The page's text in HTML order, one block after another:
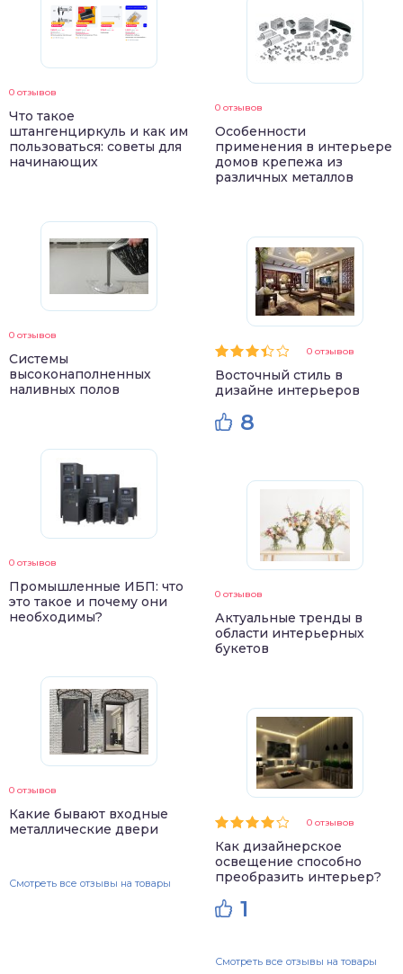
0 отзывов
Что такое
штангенциркуль и как им
пользоваться: советы для
начинающих
0 отзывов
Системы
высоконаполненных
наливных полов
0 отзывов
Промышленные ИБП: что
это такое и почему они
необходимы?
0 отзывов
Какие бывают входные
металлические двери
Смотреть все отзывы на товары
0 отзывов
Особенности
применения в интерьере
домов крепежа из
различных металлов
0 отзывов
Восточный стиль в
дизайне интерьеров
8
0 отзывов
Актуальные тренды в
области интерьерных
букетов
0 отзывов
Как дизайнерское
освещение способно
преобразить интерьер?
1
Смотреть все отзывы на товары